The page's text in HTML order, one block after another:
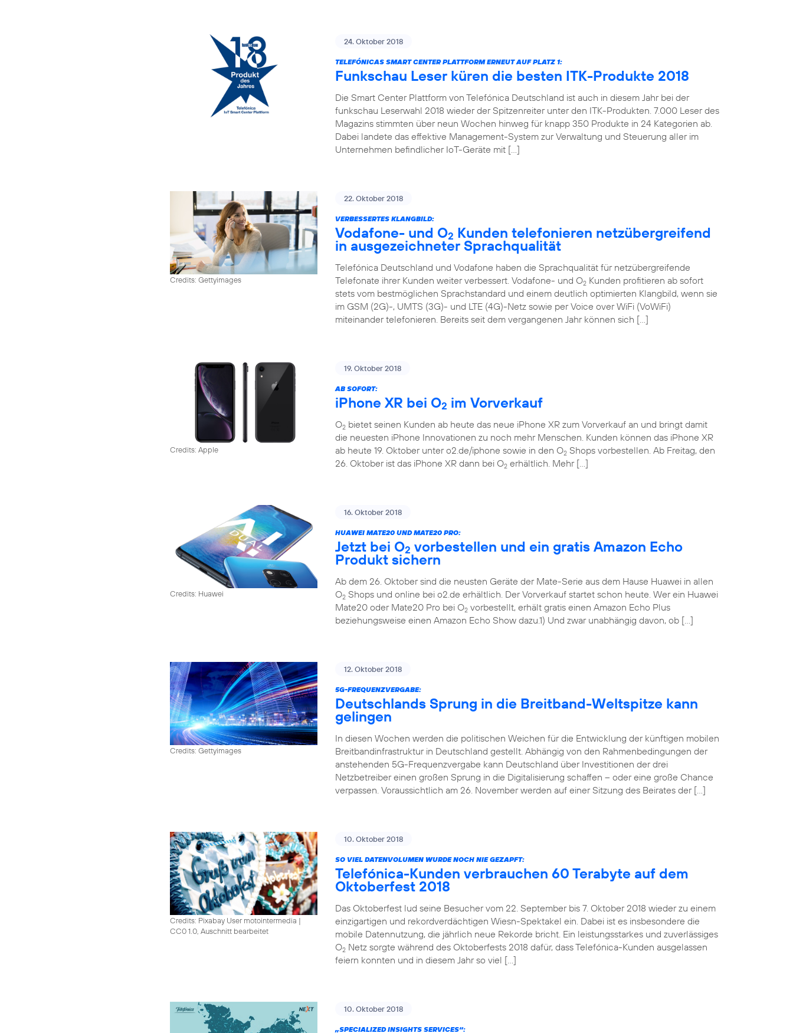
24. Oktober 2018
TELEFÓNICAS SMART CENTER PLATTFORM ERNEUT AUF PLATZ 1:
Funkschau Leser küren die besten ITK-Produkte 2018
Die Smart Center Plattform von Telefónica Deutschland ist auch in diesem Jahr bei der
funkschau Leserwahl 2018 wieder der Spitzenreiter unter den ITK-Produkten. 7.000 Leser des
Magazins stimmten über neun Wochen hinweg für knapp 350 Produkte in 24 Kategorien ab.
Dabei landete das effektive Management-System zur Verwaltung und Steuerung aller im
Unternehmen befindlicher IoT-Geräte mit […]
Credits: Gettyimages
22. Oktober 2018
VERBESSERTES KLANGBILD:
Vodafone- und O2 Kunden telefonieren netzübergreifend
in ausgezeichneter Sprachqualität
Telefónica Deutschland und Vodafone haben die Sprachqualität für netzübergreifende
Telefonate ihrer Kunden weiter verbessert. Vodafone- und O2 Kunden profitieren ab sofort
stets vom bestmöglichen Sprachstandard und einem deutlich optimierten Klangbild, wenn sie
im GSM (2G)-, UMTS (3G)- und LTE (4G)-Netz sowie per Voice over WiFi (VoWiFi)
miteinander telefonieren. Bereits seit dem vergangenen Jahr können sich […]
Credits: Apple
19. Oktober 2018
AB SOFORT:
iPhone XR bei O2 im Vorverkauf
O2 bietet seinen Kunden ab heute das neue iPhone XR zum Vorverkauf an und bringt damit
die neuesten iPhone Innovationen zu noch mehr Menschen. Kunden können das iPhone XR
ab heute 19. Oktober unter o2.de/iphone sowie in den O2 Shops vorbestellen. Ab Freitag, den
26. Oktober ist das iPhone XR dann bei O2 erhältlich. Mehr […]
Credits: Huawei
16. Oktober 2018
HUAWEI MATE20 UND MATE20 PRO:
Jetzt bei O2 vorbestellen und ein gratis Amazon Echo
Produkt sichern
Ab dem 26. Oktober sind die neusten Geräte der Mate-Serie aus dem Hause Huawei in allen
O2 Shops und online bei o2.de erhältlich. Der Vorverkauf startet schon heute. Wer ein Huawei
Mate20 oder Mate20 Pro bei O2 vorbestellt, erhält gratis einen Amazon Echo Plus
beziehungsweise einen Amazon Echo Show dazu.1) Und zwar unabhängig davon, ob […]
Credits: Gettyimages
12. Oktober 2018
5G-FREQUENZVERGABE:
Deutschlands Sprung in die Breitband-Weltspitze kann
gelingen
In diesen Wochen werden die politischen Weichen für die Entwicklung der künftigen mobilen
Breitbandinfrastruktur in Deutschland gestellt. Abhängig von den Rahmenbedingungen der
anstehenden 5G-Frequenzvergabe kann Deutschland über Investitionen der drei
Netzbetreiber einen großen Sprung in die Digitalisierung schaffen – oder eine große Chance
verpassen. Voraussichtlich am 26. November werden auf einer Sitzung des Beirates der […]
Credits: Pixabay User motointermedia |
CC0 1.0, Auschnitt bearbeitet
10. Oktober 2018
SO VIEL DATENVOLUMEN WURDE NOCH NIE GEZAPFT:
Telefónica-Kunden verbrauchen 60 Terabyte auf dem
Oktoberfest 2018
Das Oktoberfest lud seine Besucher vom 22. September bis 7. Oktober 2018 wieder zu einem
einzigartigen und rekordverdächtigen Wiesn-Spektakel ein. Dabei ist es insbesondere die
mobile Datennutzung, die jährlich neue Rekorde bricht. Ein leistungsstarkes und zuverlässiges
O2 Netz sorgte während des Oktoberfests 2018 dafür, dass Telefónica-Kunden ausgelassen
feiern konnten und in diesem Jahr so viel […]
10. Oktober 2018
„SPECIALIZED INSIGHTS SERVICES“: